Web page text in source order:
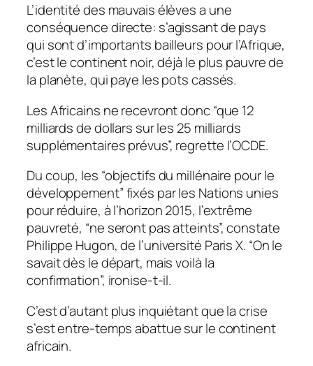
L’identité des mauvais élèves a une
conséquence directe: s’agissant de pays
qui sont d’importants bailleurs pour l’Afrique,
c’est le continent noir, déjà le plus pauvre de
la planète, qui paye les pots cassés.
Les Africains ne recevront donc “que 12
milliards de dollars sur les 25 milliards
supplémentaires prévus”, regrette l’OCDE.
Du coup, les “objectifs du millénaire pour le
développement” fixés par les Nations unies
pour réduire, à l’horizon 2015, l’extrême
pauvreté, “ne seront pas atteints”, constate
Philippe Hugon, de l’université Paris X. “On le
savait dès le départ, mais voilà la
confirmation”, ironise-t-il.
C’est d’autant plus inquiétant que la crise
s’est entre-temps abattue sur le continent
africain.